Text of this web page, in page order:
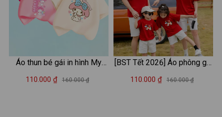
Áo thun bé gái in hình My
Melody - Loza Kids AT051
110.000 ₫ 160.000 ₫
[BST Tết 2026] Áo phông gia
đình Tết 2026 in hình Ngựa -
110.000 ₫ 160.000 ₫